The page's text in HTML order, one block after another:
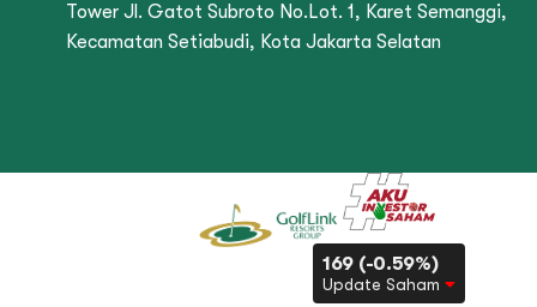
Tower Jl. Gatot Subroto No.Lot. 1, Karet Semanggi,
Kecamatan Setiabudi, Kota Jakarta Selatan
169 (-0.59%)
Update Saham